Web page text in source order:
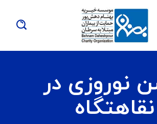
نوروزی در
نقاهتگاه